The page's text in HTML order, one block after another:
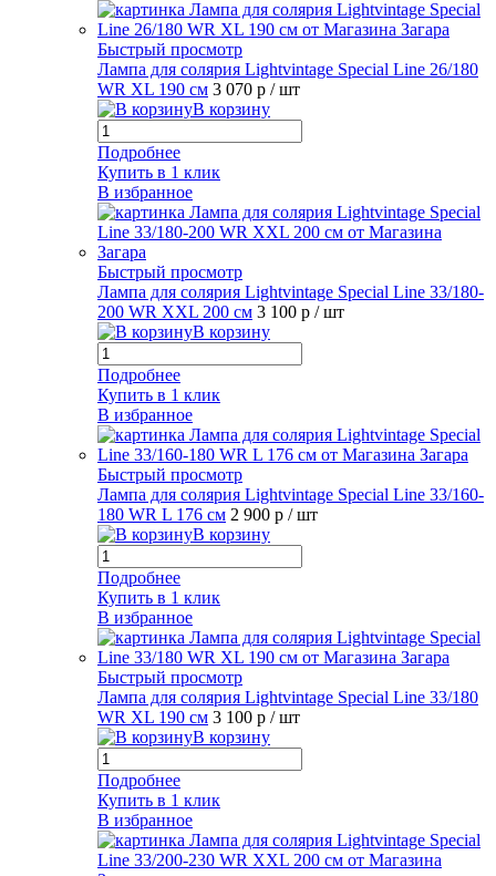
Быстрый просмотр
Лампа для солярия Lightvintage Special Line 26/180
WR XL 190 см 3 070 р / шт
В корзину
Подробнее
Купить в 1 клик
В избранное
Быстрый просмотр
Лампа для солярия Lightvintage Special Line 33/180-
200 WR XXL 200 см 3 100 р / шт
В корзину
Подробнее
Купить в 1 клик
В избранное
Быстрый просмотр
Лампа для солярия Lightvintage Special Line 33/160-
180 WR L 176 см 2 900 р / шт
В корзину
Подробнее
Купить в 1 клик
В избранное
Быстрый просмотр
Лампа для солярия Lightvintage Special Line 33/180
WR XL 190 см 3 100 р / шт
В корзину
Подробнее
Купить в 1 клик
В избранное